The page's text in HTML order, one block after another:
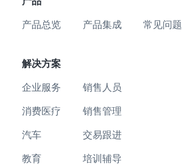
产品总览 产品集成 常见问题
解决方案
企业服务
消费医疗
汽车
教育
销售人员
销售管理
交易跟进
培训辅导